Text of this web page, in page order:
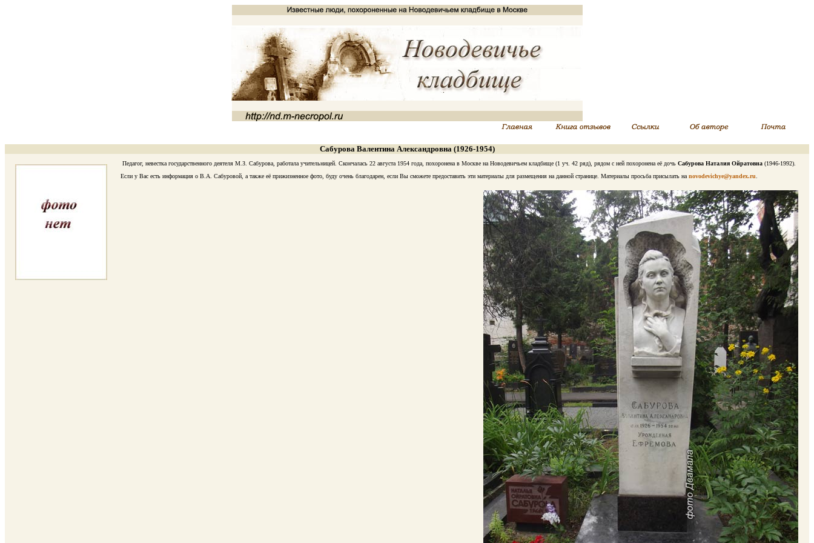
Сабурова Валентина Александровна (1926-1954)
Педагог, невестка государственного деятеля М.З. Сабурова, работала учительницей. Скончалась 22 августа 1954 года, похоронена в Москве на Новодевичьем кладбище (1 уч. 42 ряд), рядом с ней похоронена её дочь Сабурова Наталия Ойратовна (1946-1992).
Если у Вас есть информация о В.А. Сабуровой, а также её прижизненное фото, буду очень благодарен, если Вы сможете предоставить эти материалы для размещения на данной странице. Материалы просьба присылать на novodevichye@yandex.ru